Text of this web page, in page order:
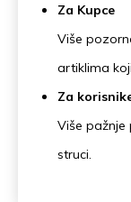
na
materijal
sunčanih
vježbanja.
nosite dok
smanjiti.
primjer,
vrijeme s
razlika u
ili pažnju.
Za Kupce
Više
artiklima
Za
Više pažnje
struci.